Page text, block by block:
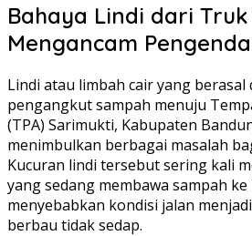
Bahaya Lindi dari
Mengancam
Lindi atau limbah cair yang
pengangkut sampah menuju
(TPA) Sarimukti, Kabupaten
menimbulkan berbagai masalah
Kucuran lindi tersebut sering kali
yang sedang membawa sampah ke
menyebabkan kondisi jalan
berbau tidak sedap.